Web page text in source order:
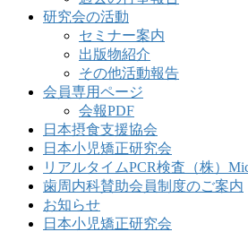
研究会の活動
セミナー案内
出版物紹介
その他活動報告
会員専用ページ
会報PDF
日本摂食支援協会
日本小児矯正研究会
リアルタイムPCR検査（株）
歯周内科賛助会員制度のご案内
お知らせ
日本小児矯正研究会